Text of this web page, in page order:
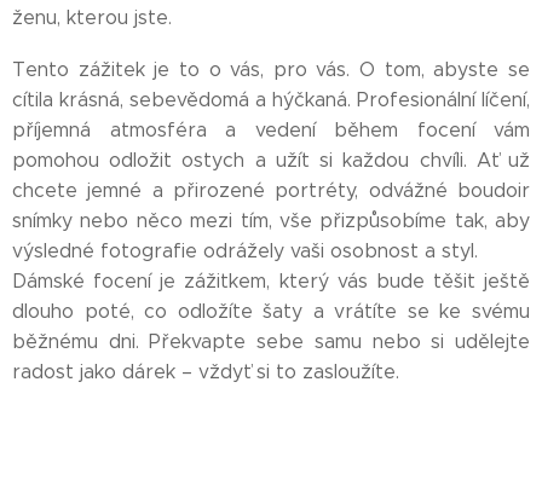
ženu, kterou jste.
Tento zážitek je to o vás, pro vás. O tom, abyste se
cítila krásná, sebevědomá a hýčkaná. Profesionální líčení,
příjemná atmosféra a vedení během focení vám
pomohou odložit ostych a užít si každou chvíli. Ať už
chcete jemné a přirozené portréty, odvážné boudoir
snímky nebo něco mezi tím, vše přizpůsobíme tak, aby
výsledné fotografie odrážely vaši osobnost a styl.
Dámské focení je zážitkem, který vás bude těšit ještě
dlouho poté, co odložíte šaty a vrátíte se ke svému
běžnému dni. Překvapte sebe samu nebo si udělejte
radost jako dárek – vždyť si to zasloužíte.